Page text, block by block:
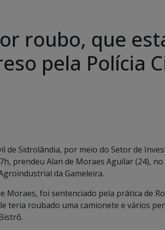
roubo, que
pela Polícia
de Sidrolândia, por meio do Setor de
prendeu Alan de Moraes Aguilar (24),
da Gameleira.
Moraes, foi sentenciado pela prática de
teria roubado uma camionete e vários